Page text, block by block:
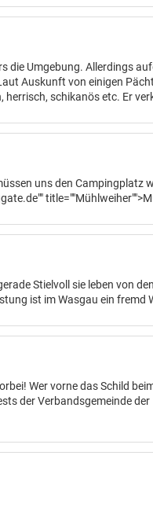
die Umgebung. Allerdings
Auskunft von einigen
herrisch, schikanös etc. Er
uns den Campingplatz
Stielvoll sie leben von
ist im Wasgau ein fremd
Wer vorne das Schild
der Verbandsgemeinde